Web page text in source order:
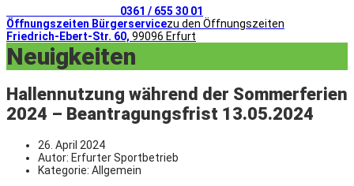
0361 / 655 30 01
Öffnungszeiten Bürgerservicezu den Öffnungszeiten
Friedrich-Ebert-Str. 60, 99096 Erfurt
Neuigkeiten
Hallennutzung während der Sommerferien
2024 – Beantragungsfrist 13.05.2024
26. April 2024
Autor: Erfurter Sportbetrieb
Kategorie: Allgemein